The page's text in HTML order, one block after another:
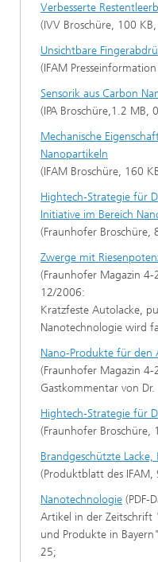
Verbesserte
(IVV Broschüre, 100
Unsichtbare
(IFAM
Sensorik aus Carbon
(IPA Broschüre,1.2 MB,
Mechanische
Nanopartikeln
(IFAM Broschüre, 160
Hightech-Strategie für
Initiative im Bereich
(Fraunhofer Broschüre,
Zwerge mit
(Fraunhofer Magazin
12/2006:
Kratzfeste Autolacke,
Nanotechnologie wird
Nano-Produkte für den
(Fraunhofer Magazin 4-
Gastkommentar von
Hightech-Strategie für
(Fraunhofer Broschüre,
Brandgeschützte
(Produktblatt des
Nanotechnologie (PDF-
Artikel in der Zeitschrift
und Produkte in
25;